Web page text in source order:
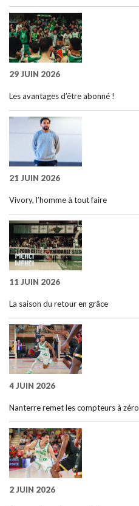
29 JUIN 2026
Les avantages d’être abonné !
21 JUIN 2026
Vivory, l’homme à tout faire
11 JUIN 2026
La saison du retour en grâce
4 JUIN 2026
Nanterre remet les compteurs à zéro
2 JUIN 2026